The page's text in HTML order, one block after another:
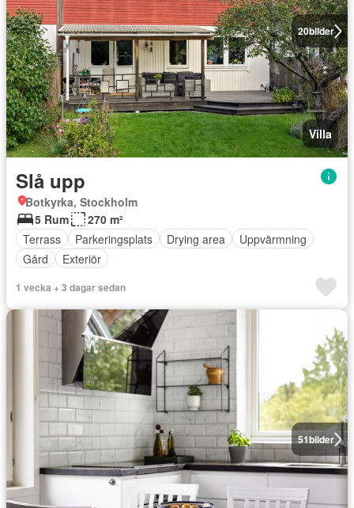
20bilder
Villa
Slå upp
Botkyrka, Stockholm
5 Rum
270 m²
Terrass
Parkeringsplats Drying area
Uppvärmning
Gård
Exteriör
1 vecka + 3 dagar sedan
51bilder